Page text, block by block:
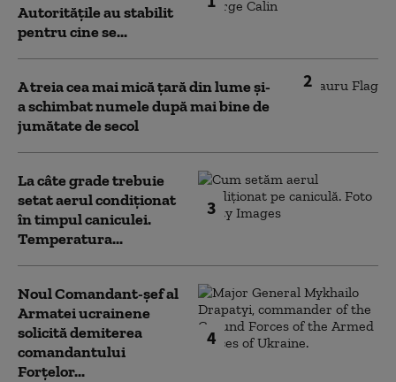
Autoritățile au stabilit
pentru cine se...
2
A treia cea mai mică țară din lume și-
a schimbat numele după mai bine de
jumătate de secol
3
La câte grade trebuie
setat aerul condiționat
în timpul caniculei.
Temperatura...
4
Noul Comandant-șef al
Armatei ucrainene
solicită demiterea
comandantului
Forțelor...